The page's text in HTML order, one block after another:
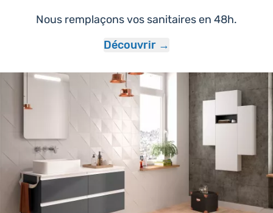
Nous remplaçons vos sanitaires en 48h.
Découvrir